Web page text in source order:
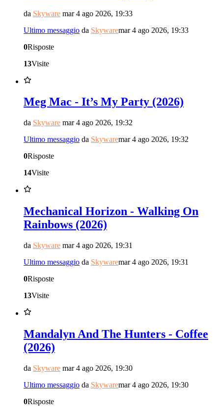
da Skyware mar 4 ago 2026, 19:33
Ultimo messaggio da Skywaremar 4 ago 2026, 19:33
0Risposte
13Visite
Meg Mac - It’s My Party (2026)
da Skyware mar 4 ago 2026, 19:32
Ultimo messaggio da Skywaremar 4 ago 2026, 19:32
0Risposte
14Visite
Mechanical Horizon - Walking On
Rainbows (2026)
da Skyware mar 4 ago 2026, 19:31
Ultimo messaggio da Skywaremar 4 ago 2026, 19:31
0Risposte
13Visite
Mandalyn And The Hunters - Coffee
(2026)
da Skyware mar 4 ago 2026, 19:30
Ultimo messaggio da Skywaremar 4 ago 2026, 19:30
0Risposte